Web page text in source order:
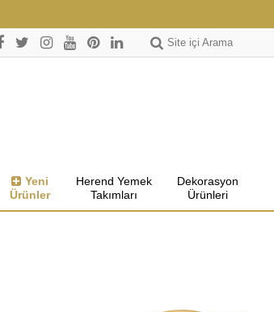
Site içi Arama
Yeni
Ürünler
Herend Yemek
Takımları
Dekorasyon
Ürünleri